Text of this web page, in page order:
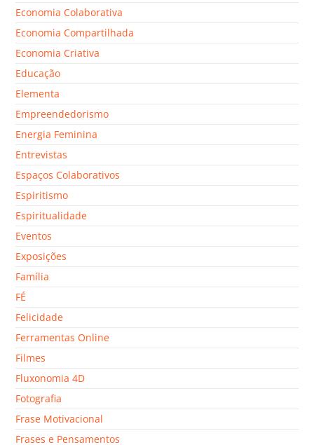
Economia Colaborativa
Economia Compartilhada
Economia Criativa
Educação
Elementa
Empreendedorismo
Energia Feminina
Entrevistas
Espaços Colaborativos
Espiritismo
Espiritualidade
Eventos
Exposições
Família
FÉ
Felicidade
Ferramentas Online
Filmes
Fluxonomia 4D
Fotografia
Frase Motivacional
Frases e Pensamentos